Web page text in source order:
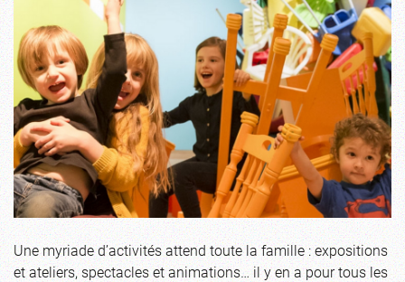
Une myriade d’activités attend toute la famille : expositions
et ateliers, spectacles et animations… il y en a pour tous les